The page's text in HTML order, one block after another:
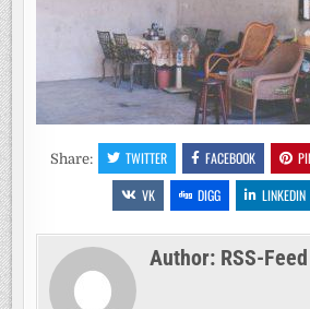
Share: TWITTER FACEBOOK
VK
DIGG LINKEDIN
Author: RSS-Feed